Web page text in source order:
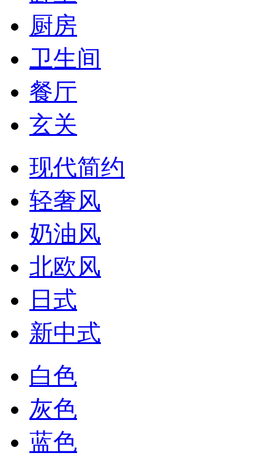
厨房
卫生间
餐厅
玄关
现代简约
轻奢风
奶油风
北欧风
日式
新中式
白色
灰色
蓝色